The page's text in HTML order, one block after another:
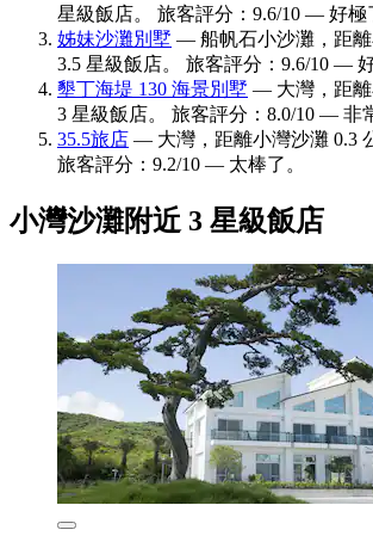
星級飯店。 旅客評分：9.6/10 — 好極
姊妹沙灘別墅 — 船帆石小沙灘，距離
3.5 星級飯店。 旅客評分：9.6/10 — 好
墾丁海堤 130 海景別墅 — 大灣，距離
3 星級飯店。 旅客評分：8.0/10 — 非
35.5旅店 — 大灣，距離小灣沙灘 0.3
旅客評分：9.2/10 — 太棒了。
小灣沙灘附近 3 星級飯店